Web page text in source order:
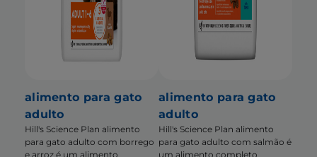
alimento para gato
adulto
Hill's Science Plan alimento
para gato adulto com borrego
e arroz é um alimento
alimento para gato
adulto
Hill's Science Plan alimento
para gato adulto com salmão é
um alimento completo